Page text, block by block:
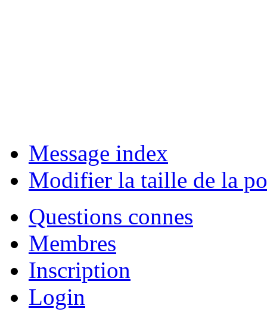
Message index
Modifier la taille de la
Questions connes
Membres
Inscription
Login